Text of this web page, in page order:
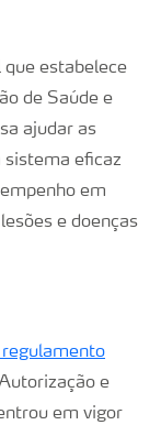
estabelece
de Saúde e
ajudar as
sistema eficaz
em
e doenças
regulamento
e
em vigor